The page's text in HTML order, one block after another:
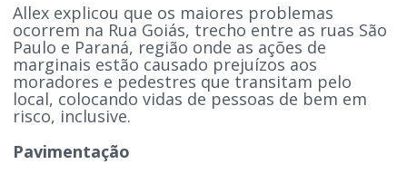
Allex explicou que os maiores problemas
ocorrem na Rua Goiás, trecho entre as ruas São
Paulo e Paraná, região onde as ações de
marginais estão causado prejuízos aos
moradores e pedestres que transitam pelo
local, colocando vidas de pessoas de bem em
risco, inclusive.
Pavimentação